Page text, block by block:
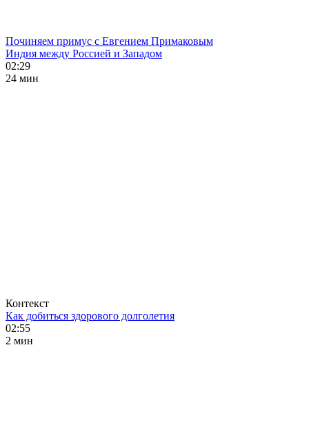
Починяем примус с Евгением Примаковым
Индия между Россией и Западом
02:29
24 мин
Контекст
Как добиться здорового долголетия
02:55
2 мин